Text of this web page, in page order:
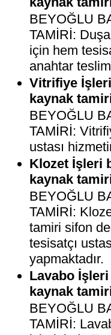
BEYOĞLU
TAMİRİ:
için hem
anahtar
Vitrifiye
kaynak
BEYOĞLU
TAMİRİ:
ustası
Klozet İşleri
kaynak
BEYOĞLU
TAMİRİ:
tamiri sifon
tesisatçı
yapmaktadır.
Lavabo
kaynak
BEYOĞLU
TAMİRİ: